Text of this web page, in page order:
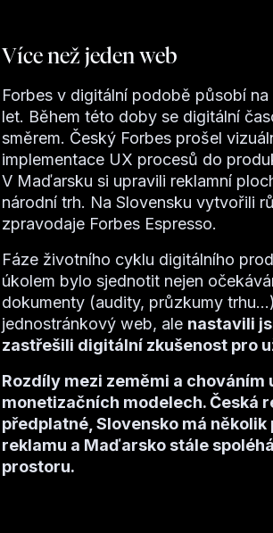
Více než jeden web
Forbes v digitální podobě působí
let. Během této doby se digitální
směrem. Český Forbes prošel
implementace UX procesů do
V Maďarsku si upravili reklamní
národní trh. Na Slovensku vytvořili
zpravodaje Forbes Espresso.
Fáze životního cyklu digitálního
úkolem bylo sjednotit nejen
dokumenty (audity, průzkumy
jednostránkový web, ale nastavili
zastřešili digitální zkušenost pro
Rozdíly mezi zeměmi a
monetizačních modelech. Česká
předplatné, Slovensko má
reklamu a Maďarsko stále
prostoru.